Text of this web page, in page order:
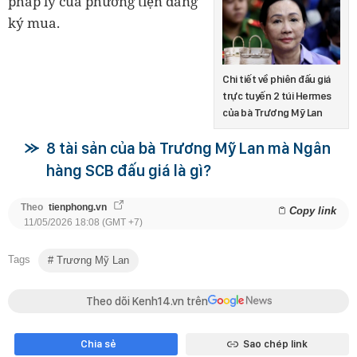
Chi tiết về phiên đấu giá
trực tuyến 2 túi Hermes
của bà Trương Mỹ Lan
ký mua.
8 tài sản của bà Trương Mỹ Lan mà Ngân
hàng SCB đấu giá là gì?
Theo tienphong.vn Copy link
11/05/2026 18:08 (GMT +7)
Tags Trương Mỹ Lan
Theo dõi Kenh14.vn trên
Chia sẻ Sao chép link